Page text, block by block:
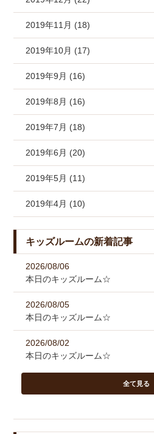
2019年11月 (18)
2019年10月 (17)
2019年9月 (16)
2019年8月 (16)
2019年7月 (18)
2019年6月 (20)
2019年5月 (11)
2019年4月 (10)
キッズルームの新着記事
2026/08/06
本日のキッズルーム☆
2026/08/05
本日のキッズルーム☆
2026/08/02
本日のキッズルーム☆
全て見る